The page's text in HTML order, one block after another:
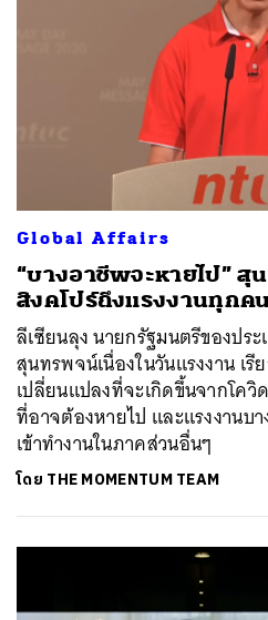
Global Affairs
“บางอาชีพจะหายไป”
สิงคโปร์ถึงแรงงานทุกค
ลีเซียนลุง นายกรัฐมนตรีของปร
สุนทรพจน์เนื่องในวันแรงงาน เ
เปลี่ยนแปลงที่จะเกิดขึ้นจากโควิ
ที่อาจต้องหายไป และแรงงานบ
เข้าทำงานในภาคส่วนอื่นๆ
โดย THE MOMENTUM TEAM
TWEET